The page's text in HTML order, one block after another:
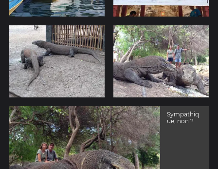
Sympathiq
ue, non ?